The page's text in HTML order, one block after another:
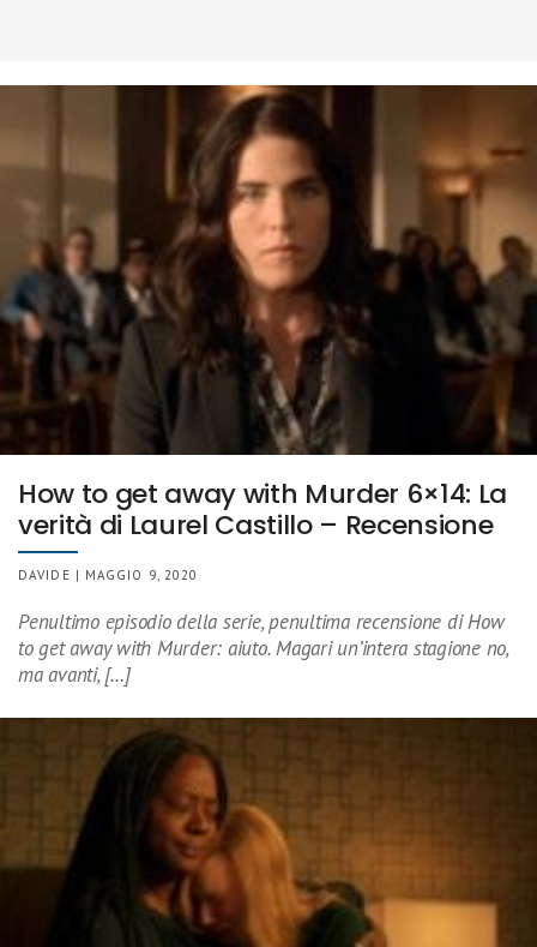
How to get away with Murder 6×14: La
verità di Laurel Castillo – Recensione
DAVIDE | MAGGIO 9, 2020
Penultimo episodio della serie, penultima recensione di How
to get away with Murder: aiuto. Magari un’intera stagione no,
ma avanti, […]